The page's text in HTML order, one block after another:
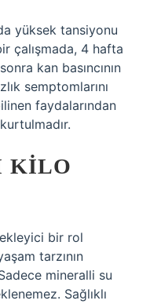
yüksek tansiyonu
çalışmada, 4 hafta
kan basıncının
semptomlarını
faydalarından
KILO
bir rol
tarzının
mineralli su
Sağlıklı